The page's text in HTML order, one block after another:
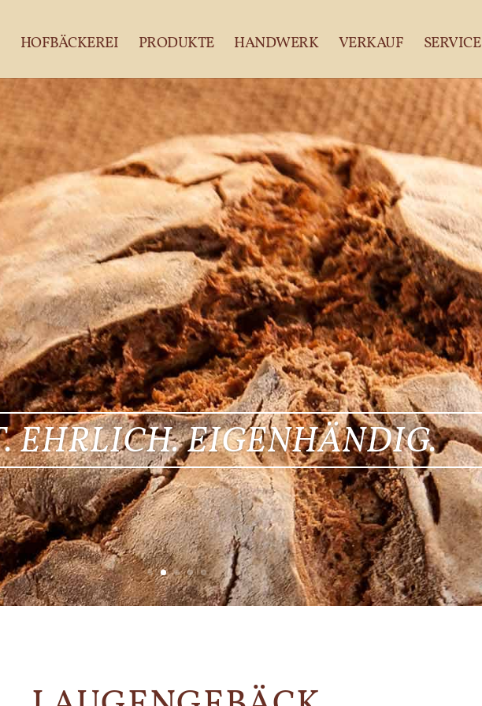
EHRLICH. EIGENHÄNDIG.
HOFBÄCKEREI PRODUKTE HANDWERK VERKAUF SERVICE